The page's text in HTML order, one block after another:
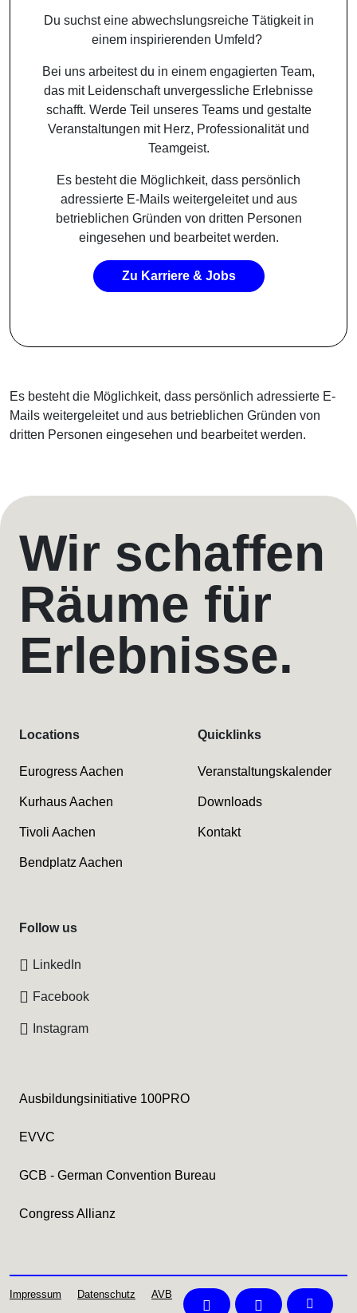
Du suchst eine abwechslungsreiche Tätigkeit in
einem inspirierenden Umfeld?
Bei uns arbeitest du in einem engagierten Team,
das mit Leidenschaft unvergessliche Erlebnisse
schafft. Werde Teil unseres Teams und gestalte
Veranstaltungen mit Herz, Professionalität und
Teamgeist.
Es besteht die Möglichkeit, dass persönlich
adressierte E-Mails weitergeleitet und aus
betrieblichen Gründen von dritten Personen
eingesehen und bearbeitet werden.
Zu Karriere & Jobs
Es besteht die Möglichkeit, dass persönlich adressierte E-
Mails weitergeleitet und aus betrieblichen Gründen von
dritten Personen eingesehen und bearbeitet werden.
Wir schaffen
Räume für
Erlebnisse.
Ausbildungsinitiative 100PRO
EVVC
GCB - German Convention Bureau
Congress Allianz
Locations
Eurogress Aachen
Kurhaus Aachen
Tivoli Aachen
Bendplatz Aachen
Quicklinks
Veranstaltungskalender
Downloads
Kontakt
Follow us
LinkedIn
Facebook
Instagram
Impressum Datenschutz AVB